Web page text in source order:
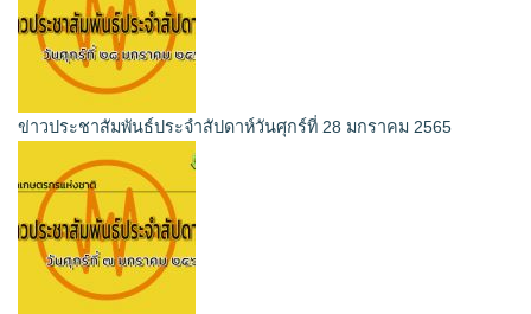
ข่าวประชาสัมพันธ์ประจำสัปดาห์วันศุกร์ที่ 28 มกราคม 2565